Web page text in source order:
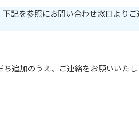
記を参照にお問い合わせ窓口よりご
追加のうえ、ご連絡をお願いいた